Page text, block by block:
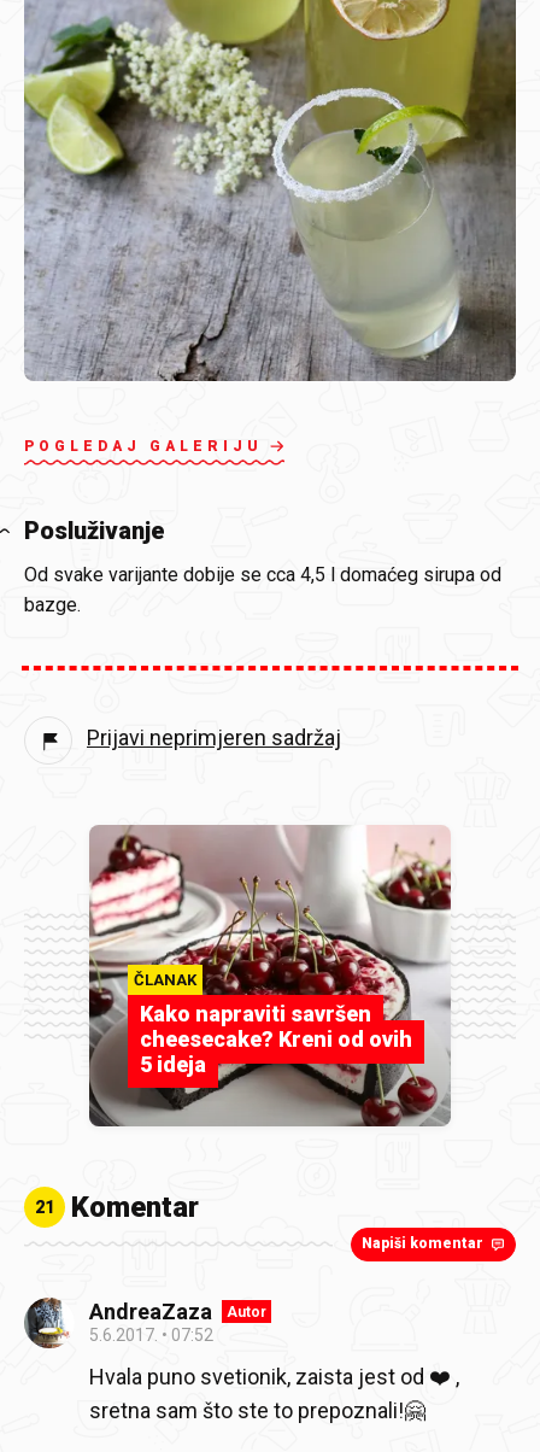
POGLEDAJ GALERIJU
Posluživanje
Od svake varijante dobije se cca 4,5 l domaćeg sirupa od
bazge.
Prijavi neprimjeren sadržaj
ČLANAK
Kako napraviti savršen
cheesecake? Kreni od ovih
5 ideja
21 Komentar
Napiši komentar
AndreaZaza Autor
5.6.2017. 07:52
Hvala puno svetionik, zaista jest od ❤️ ,
sretna sam što ste to prepoznali!🤗